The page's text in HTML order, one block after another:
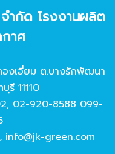
ากัด โรงงานผลิต
าศ
งเอี่ยม ต.บางรักพัฒนา
รี 11110
, 02-920-8588 099-
, info@jk-green.com